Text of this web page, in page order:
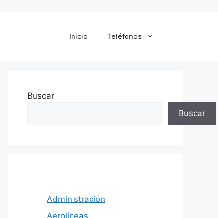
Inicio Teléfonos
Buscar
Buscar
Administración
Aerolíneas